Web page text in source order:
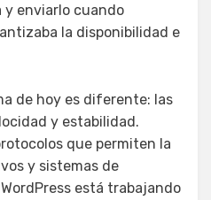
enviarlo cuando
la disponibilidad e
de hoy es diferente: las
y estabilidad.
que permiten la
y sistemas de
está trabajando